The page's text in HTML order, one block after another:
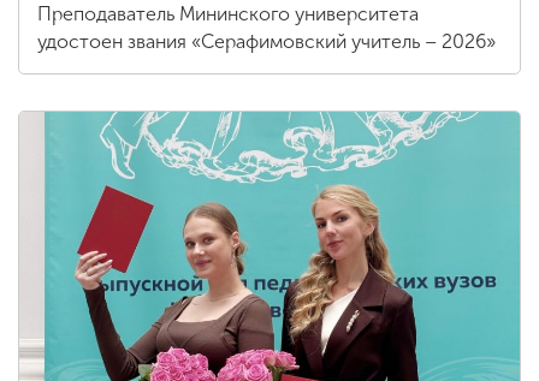
Преподаватель Мининского университета
удостоен звания «Серафимовский учитель – 2026»